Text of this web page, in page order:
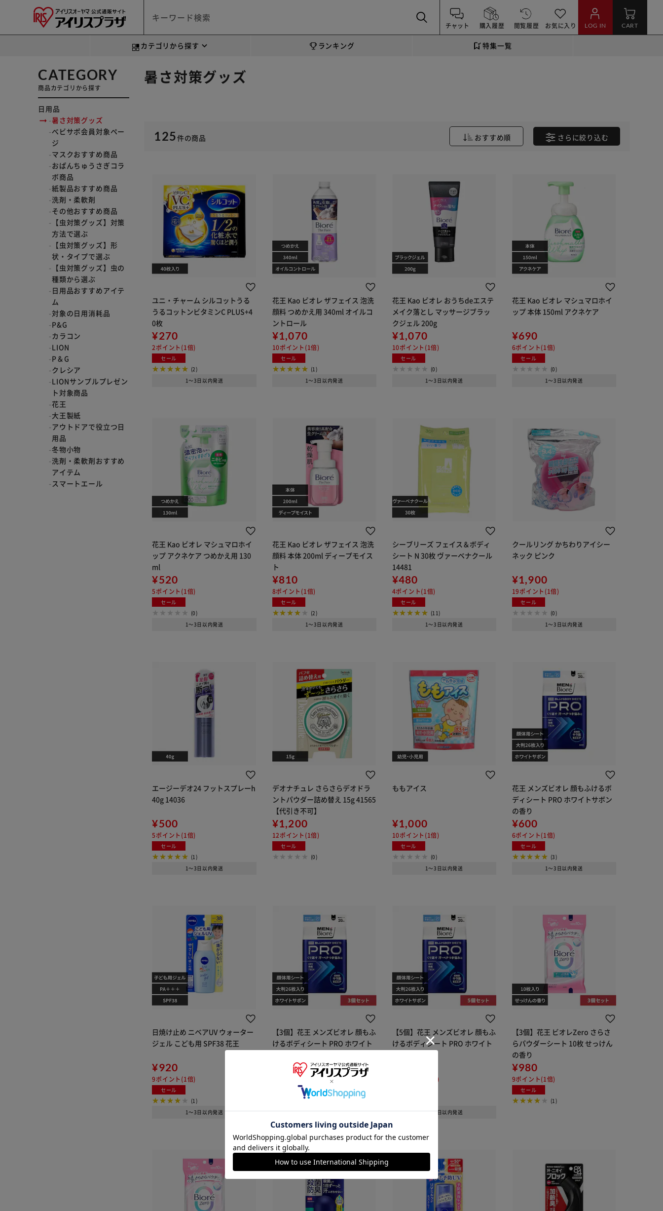
チャット 購入履歴 閲覧履歴 お気に入り LOG IN CART
カテゴリから探す ランキング 特集一覧
CATEGORY
商品カテゴリから探す
日用品
暑さ対策グッズ
べビサポ会員対象ペー
ジ
マスクおすすめ商品
おぱんちゅうさぎコラ
ボ商品
紙製品おすすめ商品
洗剤・柔軟剤
その他おすすめ商品
【虫対策グッズ】対策
方法で選ぶ
【虫対策グッズ】形
状・タイプで選ぶ
【虫対策グッズ】虫の
種類から選ぶ
日用品おすすめアイテ
ム
対象の日用消耗品
P&G
カラコン
LION
P＆G
クレシア
LIONサンプルプレゼン
ト対象商品
花王
大王製紙
アウトドアで役立つ日
用品
冬物小物
洗剤・柔軟剤おすすめ
アイテム
スマートエール
暑さ対策グッズ
125件の商品 おすすめ順 さらに絞り込む
ユニ・チャーム シルコットうる
うるコットンビタミンC PLUS+4
0枚
¥270
2ポイント(1倍)
セール
(2)
1～3日以内発送
花王 Kao ビオレ ザフェイス 泡洗
顔料 つめかえ用 340ml オイルコ
ントロール
¥1,070
10ポイント(1倍)
セール
(1)
1～3日以内発送
花王 Kao ビオレ おうちdeエステ
メイク落とし マッサージブラッ
クジェル 200g
¥1,070
10ポイント(1倍)
セール
(0)
1～3日以内発送
花王 Kao ビオレ マシュマロホイ
ップ 本体 150ml アクネケア
¥690
6ポイント(1倍)
セール
(0)
1～3日以内発送
花王 Kao ビオレ マシュマロホイ
ップ アクネケア つめかえ用 130
ml
¥520
5ポイント(1倍)
セール
(0)
1～3日以内発送
花王 Kao ビオレ ザフェイス 泡洗
顔料 本体 200ml ディープモイス
ト
¥810
8ポイント(1倍)
セール
(2)
1～3日以内発送
シーブリーズ フェイス＆ボディ
シート N 30枚 ヴァーベナクール
14481
¥480
4ポイント(1倍)
セール
(11)
1～3日以内発送
クールリング かちわりアイシー
ネック ピンク
¥1,900
19ポイント(1倍)
セール
(0)
1～3日以内発送
エージーデオ24 フットスプレーh
40g 14036
¥500
5ポイント(1倍)
セール
(1)
1～3日以内発送
デオナチュレ さらさらデオドラ
ントパウダー詰め替え 15g 41565
【代引き不可】
¥1,200
12ポイント(1倍)
セール
(0)
ももアイス
¥1,000
10ポイント(1倍)
セール
(0)
1～3日以内発送
花王 メンズビオレ 顔もふけるボ
ディシート PRO ホワイトサボン
の香り
¥600
6ポイント(1倍)
セール
(3)
1～3日以内発送
日焼け止め ニベアUV ウォーター
ジェル こども用 SPF38 花王
¥920
9ポイント(1倍)
セール
(1)
1～3日以内発送
【3個】花王 メンズビオレ 顔もふ
けるボディシート PRO ホワイト
¥1,800
18ポイント(1倍)
1～3日以内発送
【5個】花王 メンズビオレ 顔もふ
けるボディシート PRO ホワイト
29ポイント(1倍)
1～3日以内発送
【3個】花王 ビオレZero さらさ
らパウダーシート 10枚 せっけん
の香り
¥980
9ポイント(1倍)
セール
(1)
※ご確認ください